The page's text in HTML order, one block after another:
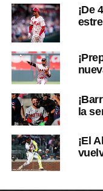
¡De
la
¡El